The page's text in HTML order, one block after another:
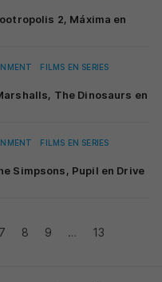
2, Máxima en
FILMS EN SERIES
The Dinosaurs en
FILMS EN SERIES
Simpsons, Pupil en Drive
7 8 9 … 13